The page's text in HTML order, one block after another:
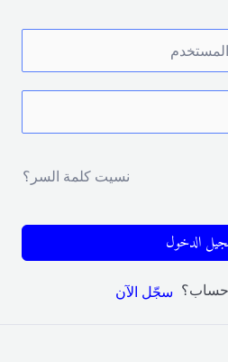
نسيت كلمة السر؟
الدخول
حساب؟ سجّل الآن